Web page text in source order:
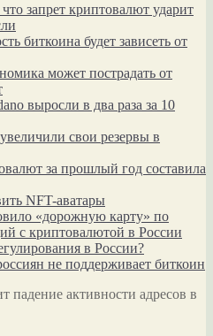
запрет криптовалют ударит
биткоина будет зависеть от
может пострадать от
выросли в два раза за 10
свои резервы в
за прошлый год составила
NFT-аватары
«дорожную карту» по
с криптовалютой в России
в России?
не поддерживает биткоин
падение активности адресов в